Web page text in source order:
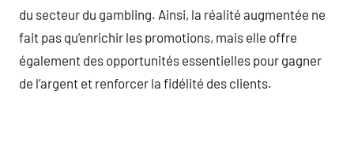
du secteur du gambling. Ainsi, la réalité augmentée ne
fait pas qu’enrichir les promotions, mais elle offre
également des opportunités essentielles pour gagner
de l’argent et renforcer la fidélité des clients.